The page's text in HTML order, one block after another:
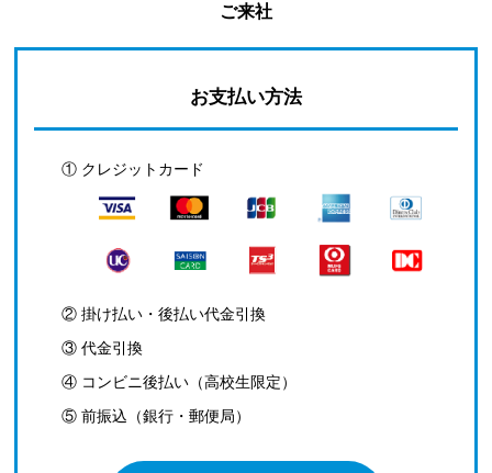
ご来社
お支払い方法
① クレジットカード
② 掛け払い・後払い代金引換
③ 代金引換
④ コンビニ後払い（高校生限定）
⑤ 前振込（銀行・郵便局）